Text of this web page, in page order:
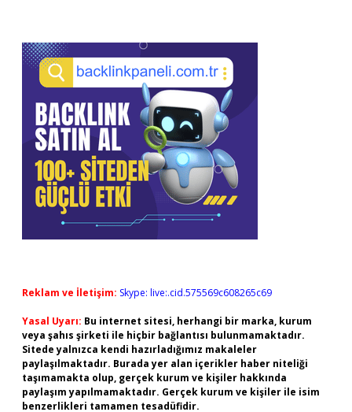
Reklam ve İletişim: Skype: live:.cid.575569c608265c69
Yasal Uyarı: Bu internet sitesi, herhangi bir marka, kurum
veya şahıs şirketi ile hiçbir bağlantısı bulunmamaktadır.
Sitede yalnızca kendi hazırladığımız makaleler
paylaşılmaktadır. Burada yer alan içerikler haber niteliği
taşımamakta olup, gerçek kurum ve kişiler hakkında
paylaşım yapılmamaktadır. Gerçek kurum ve kişiler ile isim
benzerlikleri tamamen tesadüfidir.